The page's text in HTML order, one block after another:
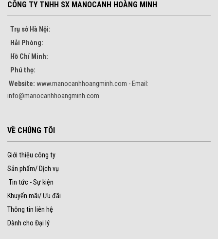
CÔNG TY TNHH SX MANOCANH HOÀNG MINH
Trụ sở Hà Nội:
Hải Phòng:
Hồ Chí Minh:
Phú thọ:
Website: www.manocanhhoangminh.com - Email:
info@manocanhhoangminh.com
VỀ CHÚNG TÔI
Giới thiệu công ty
Sản phẩm/ Dịch vụ
Tin tức - Sự kiện
Khuyến mãi/ Ưu đãi
Thông tin liên hệ
Dành cho Đại lý